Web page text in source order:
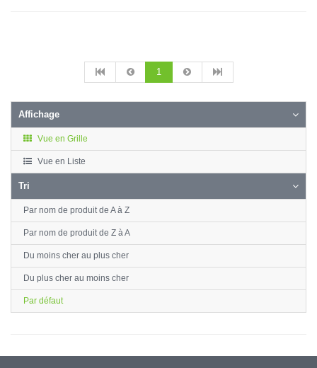
1
Affichage
Vue en Grille
Vue en Liste
Tri
Par nom de produit de A à Z
Par nom de produit de Z à A
Du moins cher au plus cher
Du plus cher au moins cher
Par défaut